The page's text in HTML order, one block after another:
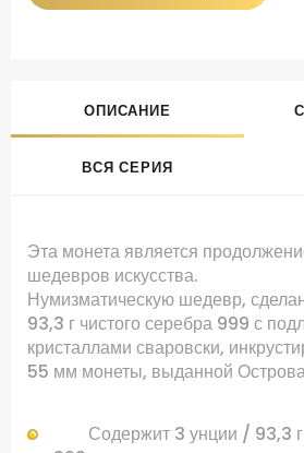
ОПИСАНИЕ
ВСЯ СЕРИЯ
Эта монетаявляется
шедевров искусства.
Нумизматическую шедевр,
93,3 г чистого серебра 999 с
кристаллами сваровски,
55 мм монеты, выданной
Содержит 3 унции / 93,3 г